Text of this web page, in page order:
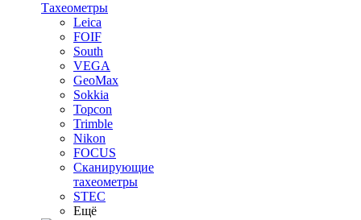
Тахеометры
Leica
FOIF
South
VEGA
GeoMax
Sokkia
Topcon
Trimble
Nikon
FOCUS
Сканирующие
тахеометры
STEC
Ещё